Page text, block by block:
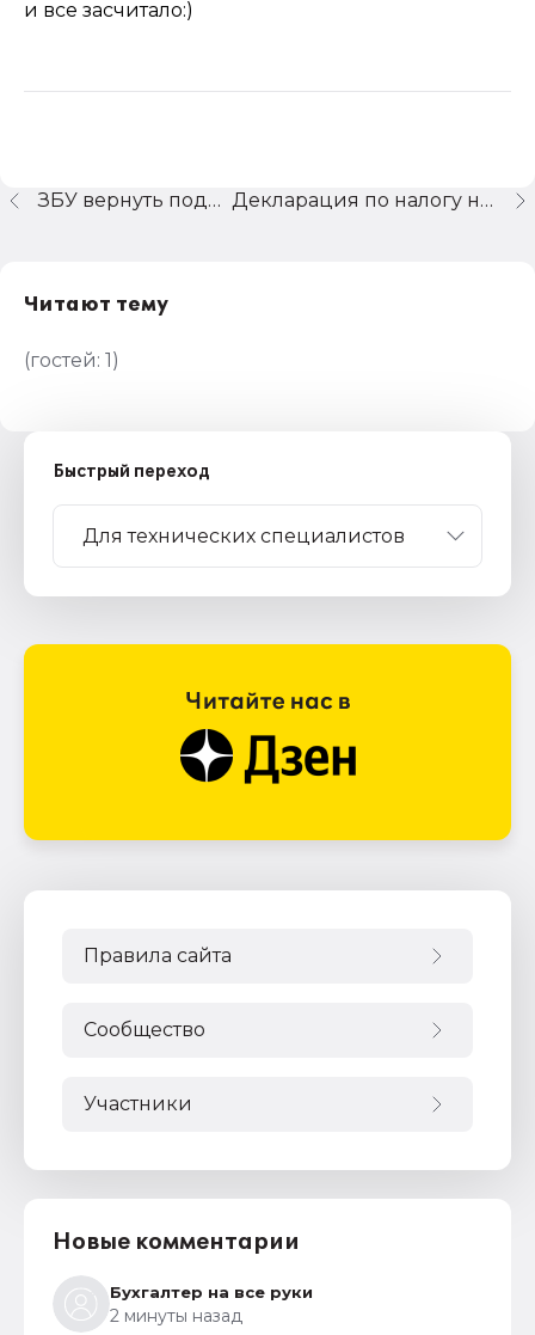
и все засчитало:)
Декларация по налогу на прибыль
ЗБУ вернуть поддекржку
Читают тему
(гостей: 1)
Быстрый переход
Правила сайта
Сообщество
Участники
Новые комментарии
Бухгалтер на все руки
2 минуты назад